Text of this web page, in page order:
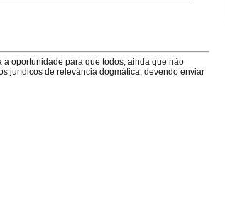
a oportunidade para que todos, ainda que não
jurídicos de relevância dogmática, devendo enviar